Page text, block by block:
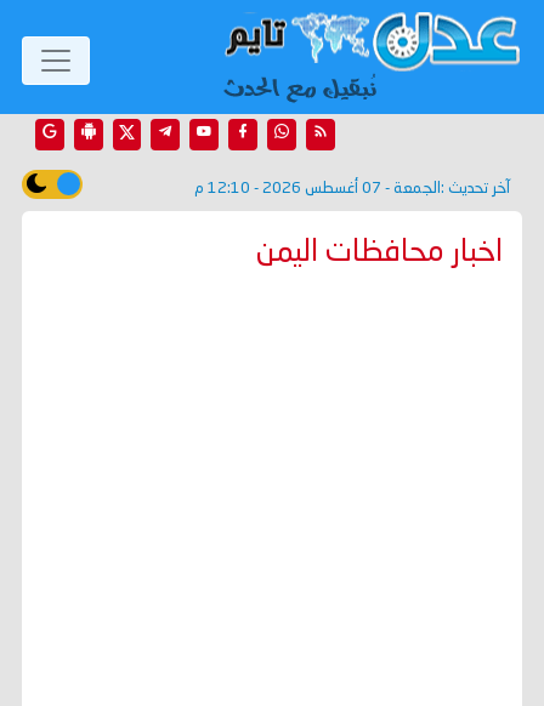
آخر تحديث : الجمعة - 07 أغسطس 2026 - 12:10 م
اخبار محافظات اليمن